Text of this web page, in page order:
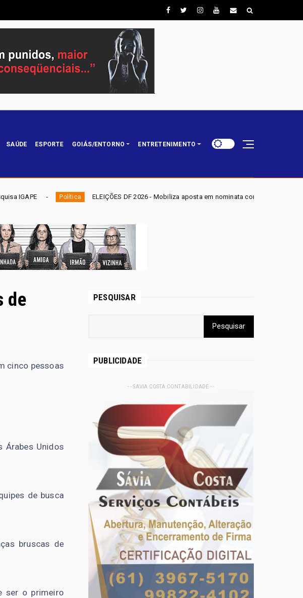
SAÚDE ESPORTE GOIÁS/ENTORNO ENTRETENIMENTO
ELEIÇÕES DF 2026 - Mobiliza aposta em nominata completa e mira eleger três deputados
de
cinco pessoas
Árabes Unidos
de busca
bruscas de
ser o primeiro
PESQUISAR
PUBLICIDADE
- - SAVIA COSTA CONTABILIDADE - -